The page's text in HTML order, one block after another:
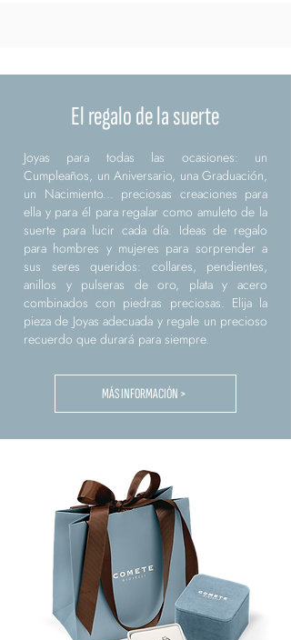
El regalo de la suerte
Joyas para todas las ocasiones: un
Cumpleaños, un Aniversario, una Graduación,
un Nacimiento... preciosas creaciones para
ella y para él para regalar como amuleto de la
suerte para lucir cada día. Ideas de regalo
para hombres y mujeres para sorprender a
sus seres queridos: collares, pendientes,
anillos y pulseras de oro, plata y acero
combinados con piedras preciosas. Elija la
pieza de Joyas adecuada y regale un precioso
recuerdo que durará para siempre.
MÁS INFORMACIÓN >